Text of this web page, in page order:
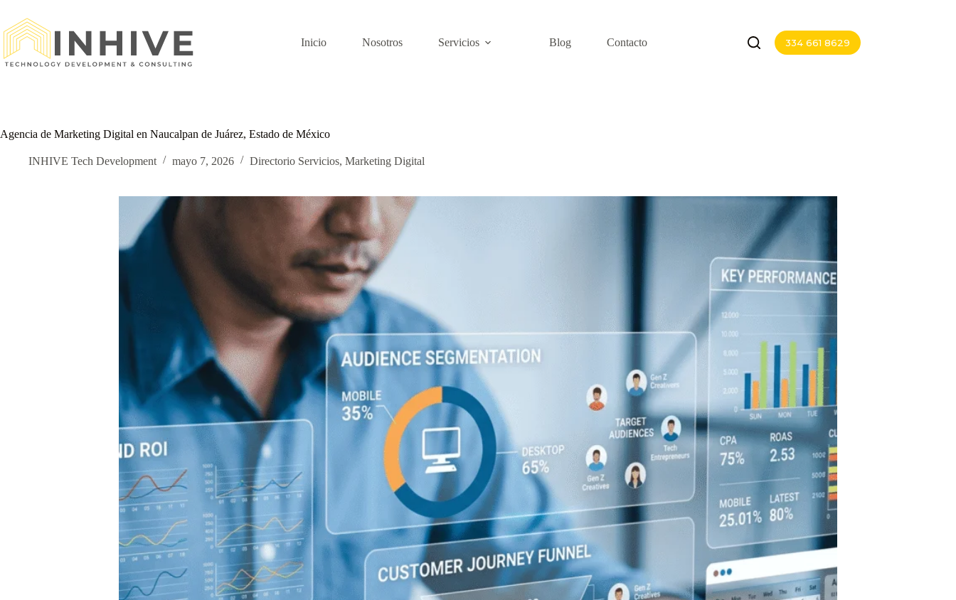
contenido
Inicio
Nosotros Servicios Blog Contacto 334 661 8629
Agencia de Marketing Digital en Naucalpan de Juárez, Estado de México
INHIVE Tech Development mayo 7, 2026 Directorio Servicios, Marketing Digital